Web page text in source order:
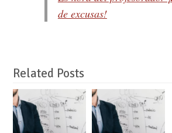
de excusas!
Related Posts